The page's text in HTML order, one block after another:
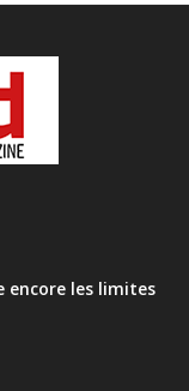
encore les limites